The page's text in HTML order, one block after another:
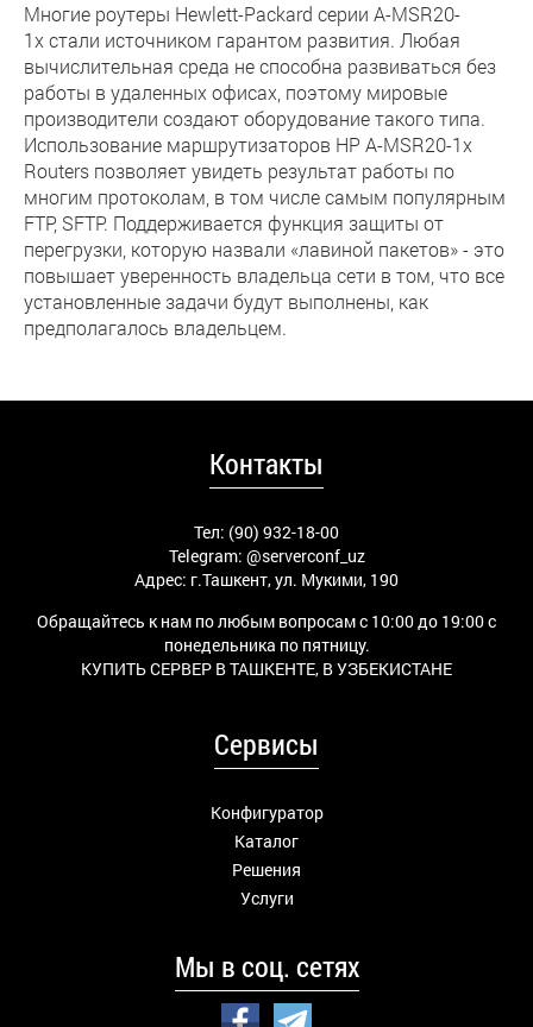
Многие роутеры Hewlett-Packard серии A-MSR20-
1x стали источником гарантом развития. Любая
вычислительная среда не способна развиваться без
работы в удаленных офисах, поэтому мировые
производители создают оборудование такого типа.
Использование маршрутизаторов HP A-MSR20-1x
Routers позволяет увидеть результат работы по
многим протоколам, в том числе самым популярным
FTP, SFTP. Поддерживается функция защиты от
перегрузки, которую назвали «лавиной пакетов» - это
повышает уверенность владельца сети в том, что все
установленные задачи будут выполнены, как
предполагалось владельцем.
Контакты
Тел: (90) 932-18-00
Telegram: @serverconf_uz
Адрес: г.Ташкент, ул. Мукими, 190
Обращайтесь к нам по любым вопросам с 10:00 до 19:00 с
понедельника по пятницу.
КУПИТЬ СЕРВЕР В ТАШКЕНТЕ, В УЗБЕКИСТАНЕ
Сервисы
Конфигуратор
Каталог
Решения
Услуги
Мы в соц. сетях